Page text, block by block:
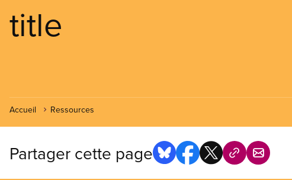
title
Accueil Ressources
Partager cette page